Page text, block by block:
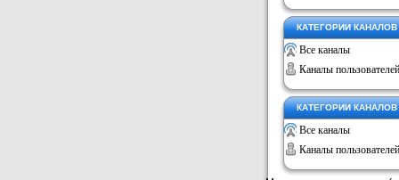
КАТЕГОРИИ КАНАЛОВ
Все каналы
Каналы пользователей
КАТЕГОРИИ КАНАЛОВ
Все каналы
Каналы пользователей